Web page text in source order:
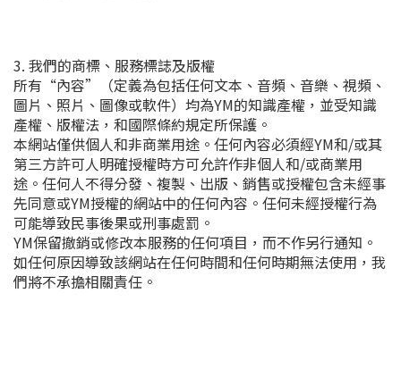
3. 我們的商標、服務標誌及版權
所有“內容”（定義為包括任何文本、音頻、音樂、視頻、
圖片、照片、圖像或軟件）均為YM的知識產權，並受知識
產權、版權法，和國際條約規定所保護。
本網站僅供個人和非商業用途。任何內容必須經YM和/或其
第三方許可人明確授權時方可允許作非個人和/或商業用
途。任何人不得分發、複製、出版、銷售或授權包含未經事
先同意或YM授權的網站中的任何內容。任何未經授權行為
可能導致民事後果或刑事處罰。
YM保留撤銷或修改本服務的任何項目，而不作另行通知。
如任何原因導致該網站在任何時間和任何時期無法使用，我
們將不承擔相關責任。